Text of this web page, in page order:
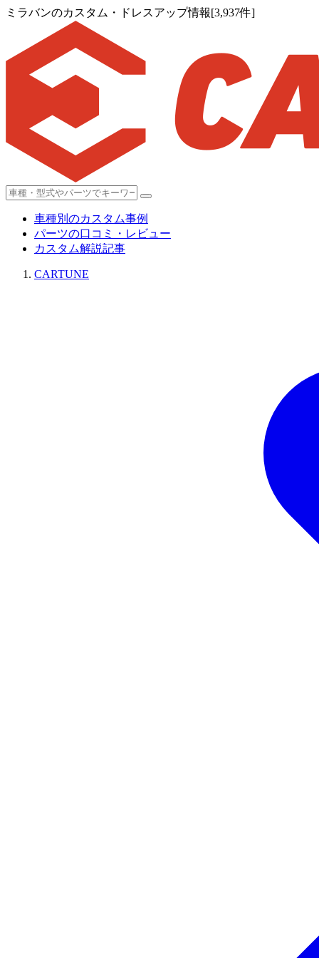
ミラバンのカスタム・ドレスアップ情報[3,937件]
車種別のカスタム事例
パーツの口コミ・レビュー
カスタム解説記事
CARTUNE